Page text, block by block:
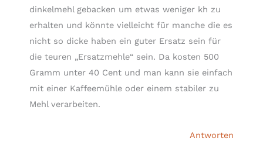
dinkelmehl gebacken um etwas weniger kh zu
erhalten und könnte vielleicht für manche die es
nicht so dicke haben ein guter Ersatz sein für
die teuren „Ersatzmehle“ sein. Da kosten 500
Gramm unter 40 Cent und man kann sie einfach
mit einer Kaffeemühle oder einem stabiler zu
Mehl verarbeiten.
Antworten